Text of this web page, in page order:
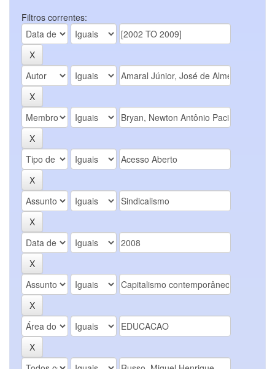
Filtros correntes: